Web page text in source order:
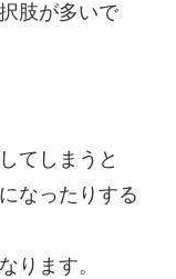
肢が多いで
てしまうと
なったりする
ります。